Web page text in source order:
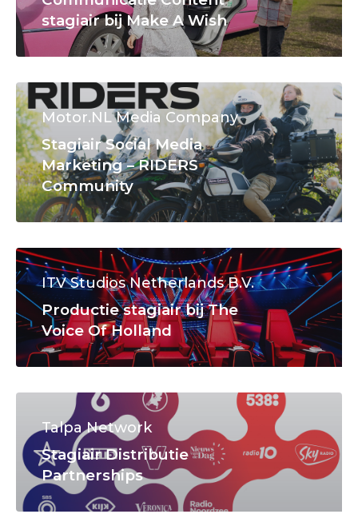
stagiair bij Make A Wish
Motor.NL Media Company
Stagiair Social Media
Marketing – RIDERS
Community
ITV Studios Netherlands B.V.
Productie stagiair bij The
Voice Of Holland
Talpa Network
Stagiair Distributie
Partnerships